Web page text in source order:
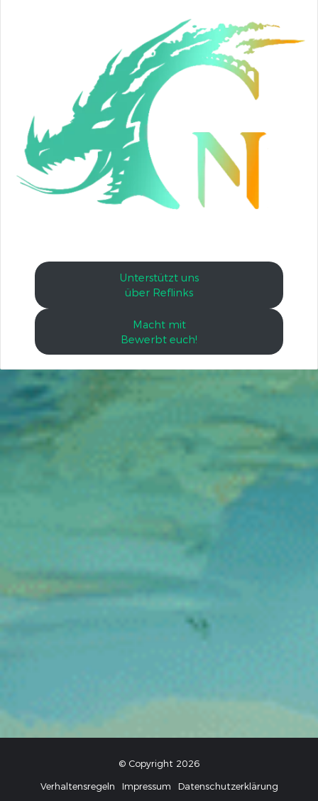
Unterstützt uns
über Reflinks
Macht mit
Bewerbt euch!
© Copyright 2026
Verhaltensregeln
Impressum Datenschutzerklärung